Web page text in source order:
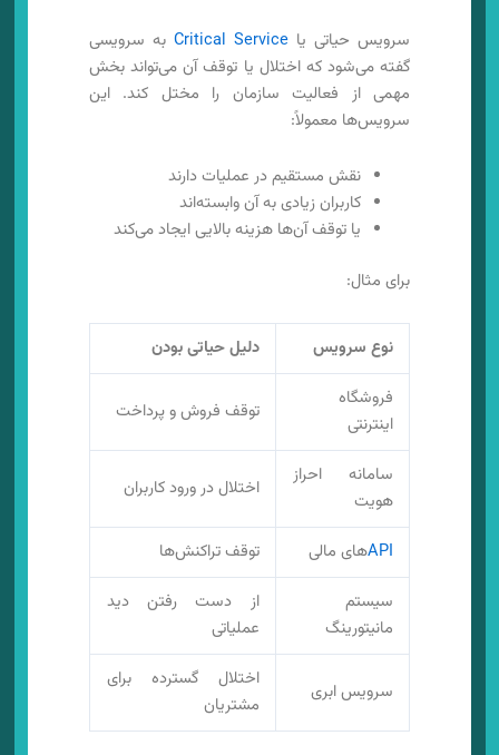
سرویس حیاتی یا Critical Service به سرویسی
گفته می‌شود که اختلال یا توقف آن می‌تواند بخش
مهمی از فعالیت سازمان را مختل کند. این
سرویس‌ها معمولاً:
نقش مستقیم در عملیات دارند
کاربران زیادی به آن وابسته‌اند
یا توقف آن‌ها هزینه بالایی ایجاد می‌کند
برای مثال:
نوع سرویس
دلیل حیاتی بودن
فروشگاه
اینترنتی
توقف فروش و پرداخت
سامانه احراز
هویت
اختلال در ورود کاربران
APIهای مالی
توقف تراکنش‌ها
سیستم
مانیتورینگ
از دست رفتن دید
عملیاتی
سرویس ابری
اختلال گسترده برای
مشتریان